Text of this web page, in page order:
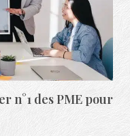
n°1 des PME pour